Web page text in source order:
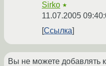
Sirko ★
11.07.2005
Ссылка
Вы не можете добавлять